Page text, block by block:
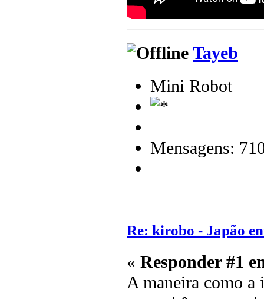
Tayeb
Mini Robot
Mensagens:
Re: kirobo - Japão
« Responder #1
A maneira como a